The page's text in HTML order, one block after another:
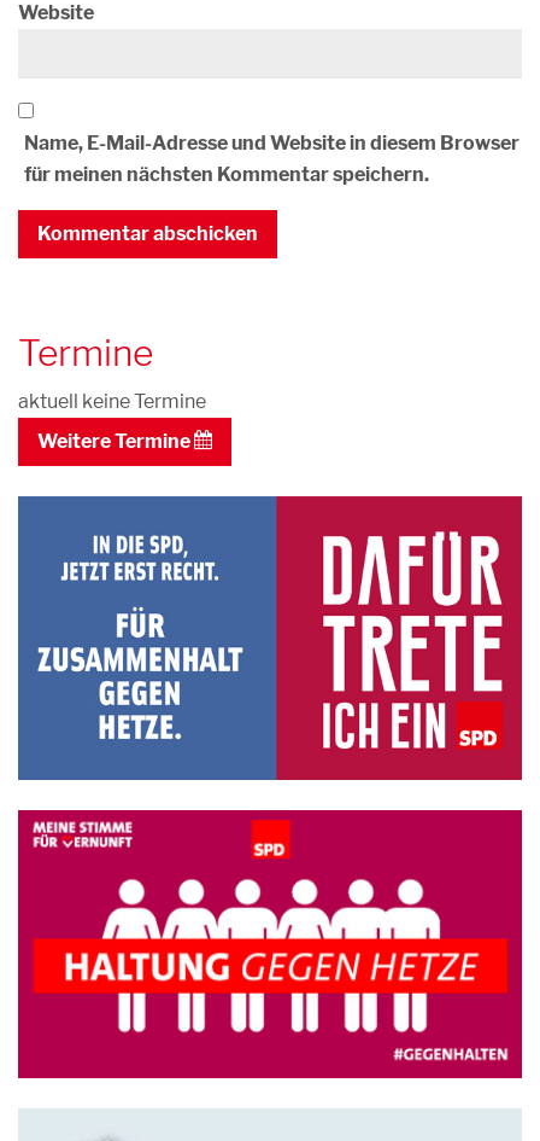
Website
Name, E-Mail-Adresse und Website in diesem Browser
für meinen nächsten Kommentar speichern.
Termine
aktuell keine Termine
Weitere Termine